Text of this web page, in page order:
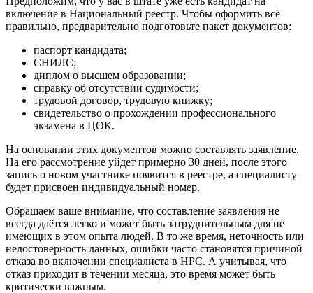
включение в Национальный реестр. Чтобы оформить всё
правильно, предварительно подготовьте пакет документов:
паспорт кандидата;
СНИЛС;
диплом о высшем образовании;
справку об отсутствии судимости;
трудовой договор, трудовую книжку;
свидетельство о прохождении профессионального
экзамена в ЦОК.
На основании этих документов можно составлять заявление.
На его рассмотрение уйдет примерно 30 дней, после этого
запись о новом участнике появится в реестре, а специалисту
будет присвоен индивидуальный номер.
Обращаем ваше внимание, что составление заявления не
всегда даётся легко и может быть затруднительным для не
имеющих в этом опыта людей. В то же время, неточность или
недостоверность данных, ошибки часто становятся причиной
отказа во включении специалиста в НРС. А учитывая, что
отказ приходит в течении месяца, это время может быть
критически важным.